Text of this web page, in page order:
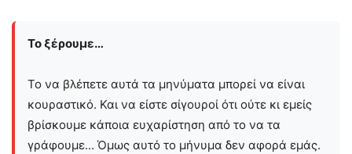
Το ξέρουμε…
Το να βλέπετε αυτά τα μηνύματα μπορεί να είναι
κουραστικό. Και να είστε σίγουροί ότι ούτε κι εμείς
βρίσκουμε κάποια ευχαρίστηση από το να τα
γράφουμε... Όμως αυτό το μήνυμα δεν αφορά εμάς.